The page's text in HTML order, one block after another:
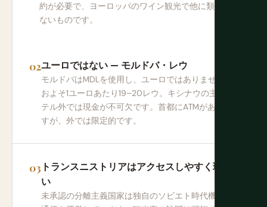
約が必要で、ヨーロッパのワイン観光で他に類を見
ないものです。
ユーロではない — モルドバ・レウ
モルドバはMDLを使用し、ユーロではありません。
およそ1ユーロあたり19–20レウ。キシナウの主要ホ
テル外では現金が不可欠です。首都にATMがありま
すが、外では限定的です。
トランスニストリアはアクセスしやすく珍し
い
未承認の分離主義国家は独自のソビエト時代機関と